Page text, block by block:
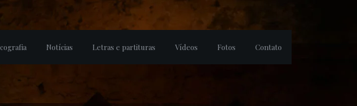
Notícias Letras e partituras Vídeos Fotos Contato